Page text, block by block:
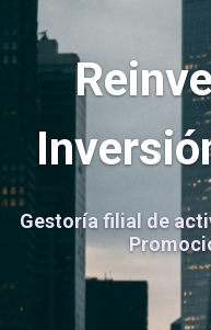
Gestoría filial de